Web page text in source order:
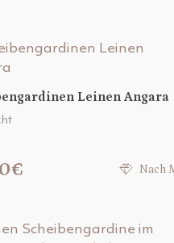
Leinen Angara
Nach